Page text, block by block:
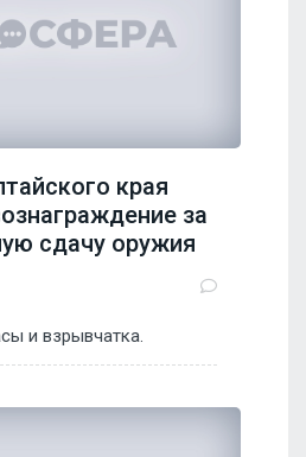
края
за
сдачу оружия
и взрывчатка.